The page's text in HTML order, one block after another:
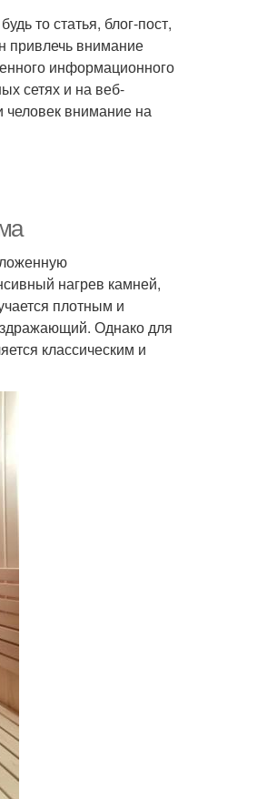
то статья, блог-пост,
привлечь внимание
информационного
сетях и на веб-
человек внимание на
нагрев камней,
плотным и
Однако для
классическим и